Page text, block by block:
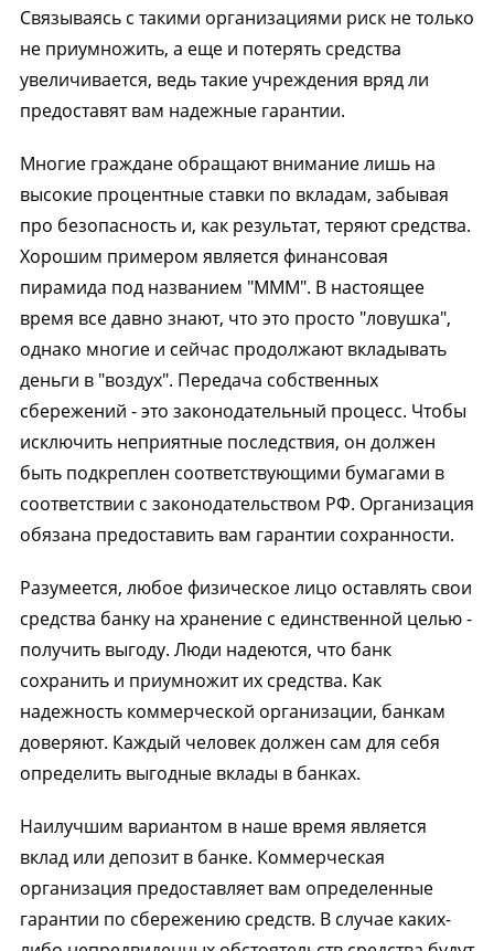
Связываясь с такими организациями риск не только
не приумножить, а еще и потерять средства
увеличивается, ведь такие учреждения вряд ли
предоставят вам надежные гарантии.
Многие граждане обращают внимание лишь на
высокие процентные ставки по вкладам, забывая
про безопасность и, как результат, теряют средства.
Хорошим примером является финансовая
пирамида под названием "МММ". В настоящее
время все давно знают, что это просто "ловушка",
однако многие и сейчас продолжают вкладывать
деньги в "воздух". Передача собственных
сбережений - это законодательный процесс. Чтобы
исключить неприятные последствия, он должен
быть подкреплен соответствующими бумагами в
соответствии с законодательством РФ. Организация
обязана предоставить вам гарантии сохранности.
Разумеется, любое физическое лицо оставлять свои
средства банку на хранение с единственной целью -
получить выгоду. Люди надеются, что банк
сохранить и приумножит их средства. Как
надежность коммерческой организации, банкам
доверяют. Каждый человек должен сам для себя
определить выгодные вклады в банках.
Наилучшим вариантом в наше время является
вклад или депозит в банке. Коммерческая
организация предоставляет вам определенные
гарантии по сбережению средств. В случае каких-